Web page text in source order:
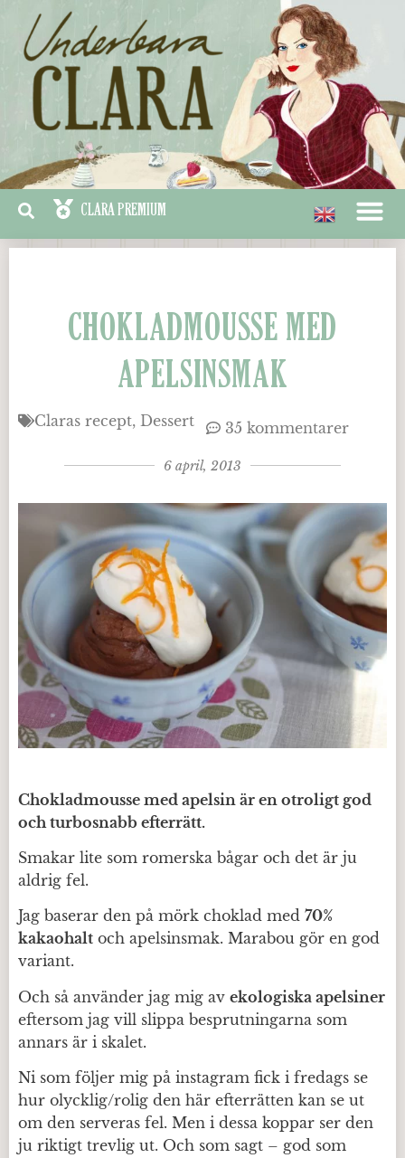
CHOKLADMOUSSE MED
APELSINSMAK
Claras recept Dessert 35 kommentarer
6 april, 2013
Chokladmousse med apelsin är en otroligt god
och turbosnabb efterrätt.
Smakar lite som romerska bågar och det är ju
aldrig fel.
Jag baserar den på mörk choklad med 70%
kakaohalt och apelsinsmak. Marabou gör en god
variant.
Och så använder jag mig av ekologiska apelsiner
eftersom jag vill slippa besprutningarna som
annars är i skalet.
Ni som följer mig på instagram fick i fredags se
hur olycklig/rolig den här efterrätten kan se ut
om den serveras fel. Men i dessa koppar ser den
ju riktigt trevlig ut. Och som sagt – god som